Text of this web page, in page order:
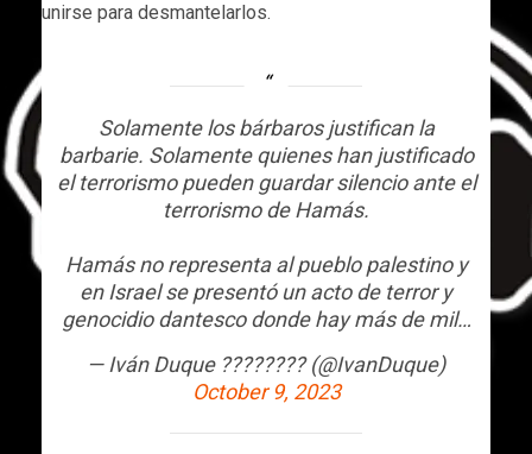
unirse para desmantelarlos.
Solamente los bárbaros justifican la
barbarie. Solamente quienes han justificado
el terrorismo pueden guardar silencio ante el
terrorismo de Hamás.
Hamás no representa al pueblo palestino y
en Israel se presentó un acto de terror y
genocidio dantesco donde hay más de mil…
— Iván Duque ???????? (@IvanDuque)
October 9, 2023